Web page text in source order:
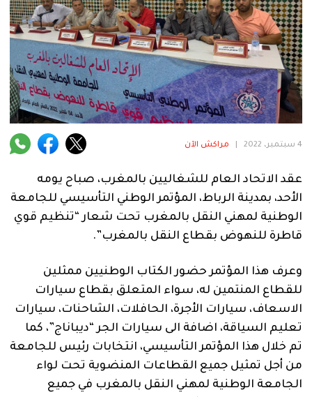
المرأة
فنية
منوعة
آراء
4 سبتمبر، 2022 مراكش الآن
عقد الاتحاد العام للشغاليين بالمغرب، صباح يومه
الأحد، بمدينة الرباط، المؤتمر الوطني التأسيسي للجامعة
الوطنية لمهني النقل بالمغرب تحت شعار “تنظيم قوي
قاطرة للنهوض بقطاع النقل بالمغرب”.
وعرف هذا المؤتمر حضور الكتاب الوطنيين ممثلين
للقطاع المنتمين له، سواء المتعلق بقطاع سيارات
الاسعاف، سيارات الأجرة، الحافلات، الشاحنات، سيارات
تعليم السياقة، اضافة الى سيارات الجر “ديباناج”، كما
تم خلال هذا المؤتمر التأسيسي، انتخابات رئيس للجامعة
من أجل تمثيل جميع القطاعات المنضوية تحت لواء
الجامعة الوطنية لمهني النقل بالمغرب في جميع